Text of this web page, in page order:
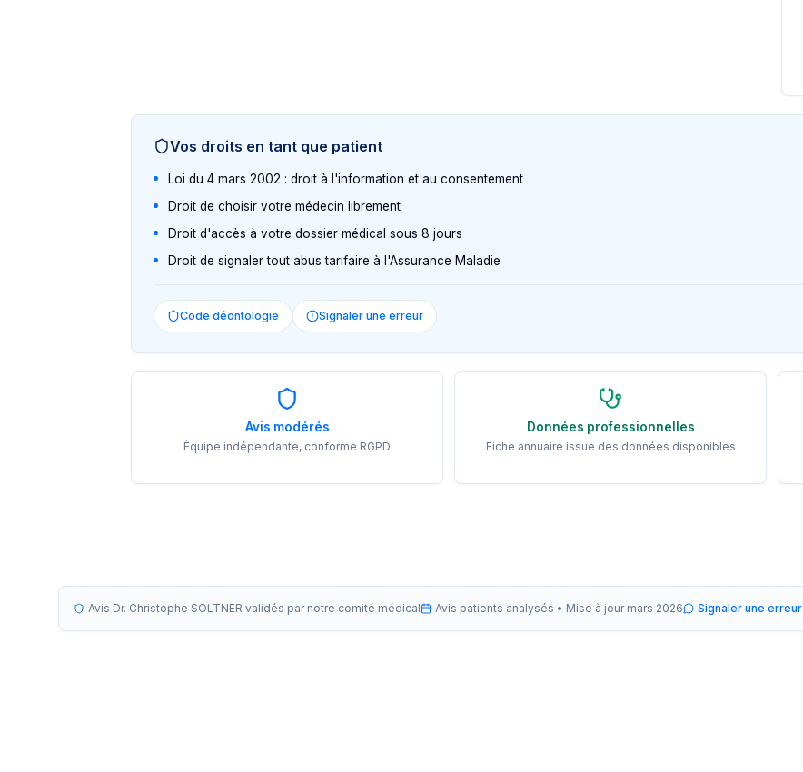
Vos droits en tant que patient
Loi du 4 mars 2002 : droit à l'information et au consentement
Droit de choisir votre médecin librement
Droit d'accès à votre dossier médical sous 8 jours
Droit de signaler tout abus tarifaire à l'Assurance Maladie
Code déontologie Signaler une erreur
Avis modérés
Équipe indépendante, conforme RGPD
Données professionnelles
Fiche annuaire issue des données disponibles
Avis Dr. Christophe SOLTNER validés par notre comité médical Avis patients analysés • Mise à jour mars 2026 Signaler une erreur